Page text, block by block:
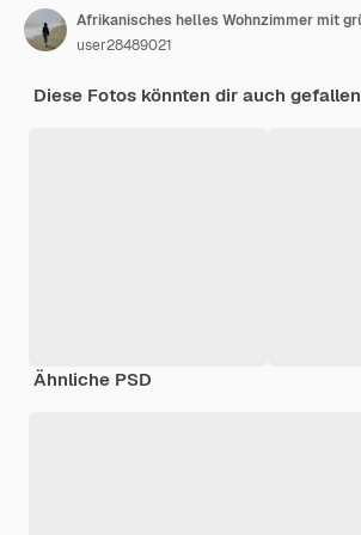
user28489021
Diese Fotos könnten dir auch gefallen
Ähnliche PSD